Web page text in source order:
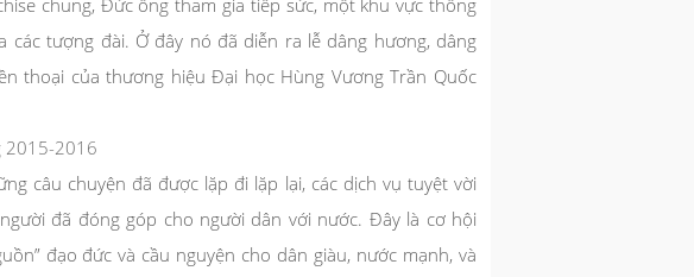
chung, Đức ông tham gia tiếp sức, một khu vực thống
các tượng đài. Ở đây nó đã diễn ra lễ dâng hương, dâng
thoại của thương hiệu Đại học Hùng Vương Trần Quốc
2015-2016
câu chuyện đã được lặp đi lặp lại, các dịch vụ tuyệt vời
đã đóng góp cho người dân với nước. Đây là cơ hội
đạo đức và cầu nguyện cho dân giàu, nước mạnh, và